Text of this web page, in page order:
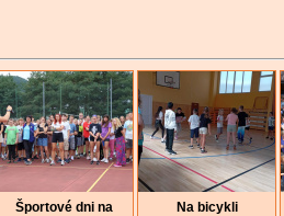
Športové dni na
Na bicykli